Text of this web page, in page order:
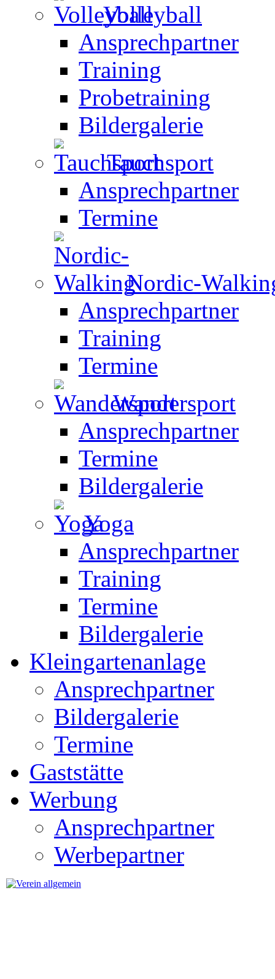
Volleyball
Ansprechpartner
Training
Probetraining
Bildergalerie
Tauchsport
Ansprechpartner
Termine
Nordic-
Ansprechpartner
Training
Termine
Wandersport
Ansprechpartner
Termine
Bildergalerie
Yoga
Ansprechpartner
Training
Termine
Bildergalerie
Kleingartenanlage
Ansprechpartner
Bildergalerie
Termine
Gaststätte
Werbung
Ansprechpartner
Werbepartner